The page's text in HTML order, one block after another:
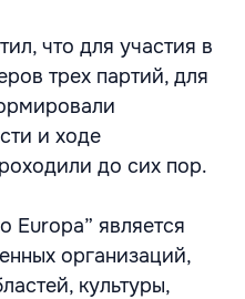
что для участия в
трех партий, для
и ходе
до сих пор.
Europa” является
организаций,
культуры,